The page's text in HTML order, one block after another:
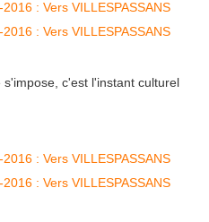
c'est l'instant culturel